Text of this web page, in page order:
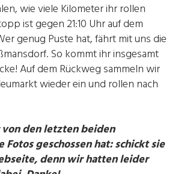
wie viele Kilometer ihr rollen
ist gegen 21:10 Uhr auf dem
genug Puste hat, fährt mit uns die
So kommt ihr insgesamt
Auf dem Rückweg sammeln wir
wieder ein und rollen nach
den letzten beiden
Fotos geschossen hat: schickt sie
denn wir hatten leider